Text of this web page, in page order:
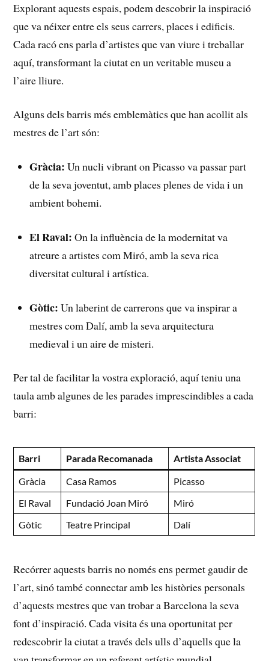
Explorant aquests espais, podem descobrir la ​inspiració
que va néixer entre els seus carrers, places i edificis.
Cada racó ens parla d’artistes que van viure i treballar
aquí, ⁢transformant la ⁣ciutat⁤ en un veritable museu‌ a
l’aire lliure.
Alguns dels barris més emblemàtics que han acollit ‌als
⁣mestres de l’art són:
Gràcia: Un nucli vibrant on⁢ Picasso va passar part
‍de la seva joventut, amb places plenes de vida i un
ambient bohemi.
El Raval: On la influència de la modernitat va
atreure a ⁣artistes com Miró, amb la seva ⁣rica
diversitat cultural i artística.
Gòtic: Un‌ laberint de​ carrerons que va inspirar a
mestres com Dalí, amb la seva arquitectura
medieval ‌i un aire de misteri.
Per tal de facilitar la vostra exploració, aquí teniu una
taula amb algunes de les parades imprescindibles a cada
⁣barri:
Barri Parada Recomanada
Artista Associat
Gràcia
Casa Ramos
Picasso
El Raval
Fundació Joan Miró
Miró
Gòtic
Teatre Principal Dalí
Recórrer aquests barris no només ens permet‌ gaudir de
l’art, sinó també connectar ⁤amb les històries personals
d’aquests mestres que van trobar a Barcelona la seva
font d’inspiració. Cada visita és una oportunitat​ per
redescobrir la ciutat a través dels ulls d’aquells que la